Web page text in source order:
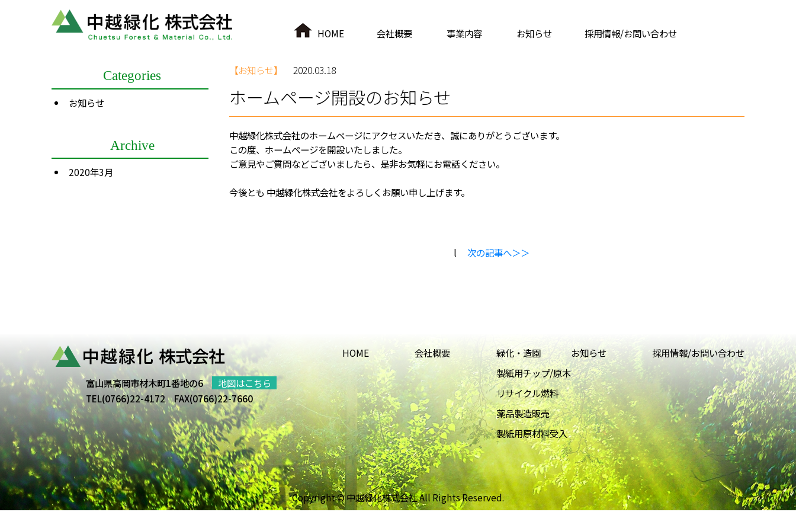
HOME 会社概要
事業内容
お知らせ 採用情報/お問い合わせ
Categories
お知らせ
Archive
2020年3月
【お知らせ】 2020.03.18
ホームページ開設のお知らせ
中越緑化株式会社のホームページにアクセスいただき、誠にありがとうございます。
この度、ホームページを開設いたしました。
ご意見やご質問などございましたら、是非お気軽にお電話ください。
今後とも 中越緑化株式会社をよろしくお願い申し上げます。
l 次の記事へ＞＞
富山県高岡市材木町1番地の6
地図はこちら
TEL(0766)22-4172 FAX(0766)22-7660
HOME 会社概要
緑化・造園
製紙用チップ/原木
リサイクル燃料
薬品製造販売
製紙用原材料受入
お知らせ 採用情報/お問い合わせ
Copyright © 中越緑化株式会社 All Rights Reserved.